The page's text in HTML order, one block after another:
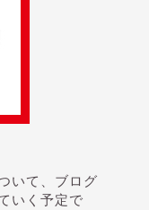
いて、ブログ
いく予定で